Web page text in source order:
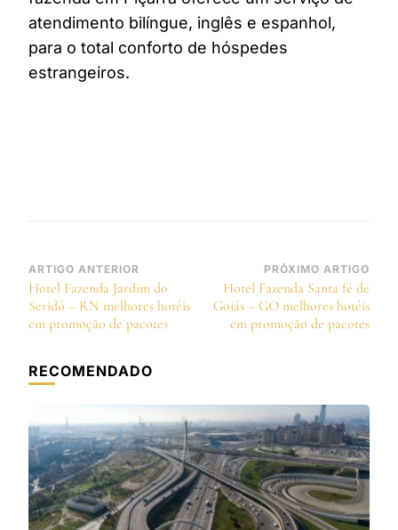
atendimento bilíngue, inglês e espanhol,
para o total conforto de hóspedes
estrangeiros.
Navegação
de
post
ARTIGO ANTERIOR
Hotel Fazenda Jardim do
Seridó – RN melhores hotéis
em promoção de pacotes
PRÓXIMO ARTIGO
Hotel Fazenda Santa fé de
Goiás – GO melhores hotéis
em promoção de pacotes
RECOMENDADO